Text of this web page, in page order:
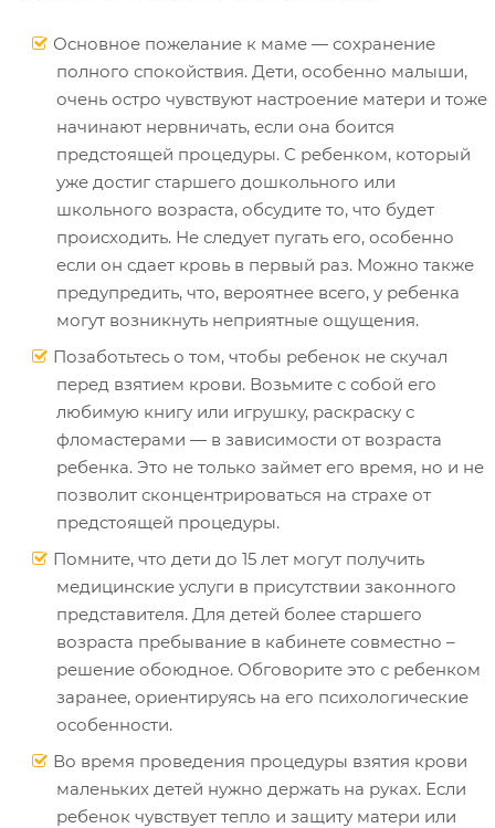
Основное пожелание к маме — сохранение
полного спокойствия. Дети, особенно малыши,
очень остро чувствуют настроение матери и тоже
начинают нервничать, если она боится
предстоящей процедуры. С ребенком, который
уже достиг старшего дошкольного или
школьного возраста, обсудите то, что будет
происходить. Не следует пугать его, особенно
если он сдает кровь в первый раз. Можно также
предупредить, что, вероятнее всего, у ребенка
могут возникнуть неприятные ощущения.
Позаботьтесь о том, чтобы ребенок не скучал
перед взятием крови. Возьмите с собой его
любимую книгу или игрушку, раскраску с
фломастерами — в зависимости от возраста
ребенка. Это не только займет его время, но и не
позволит сконцентрироваться на страхе от
предстоящей процедуры.
Помните, что дети до 15 лет могут получить
медицинские услуги в присутствии законного
представителя. Для детей более старшего
возраста пребывание в кабинете совместно –
решение обоюдное. Обговорите это с ребенком
заранее, ориентируясь на его психологические
особенности.
Во время проведения процедуры взятия крови
маленьких детей нужно держать на руках. Если
ребенок чувствует тепло и защиту матери или